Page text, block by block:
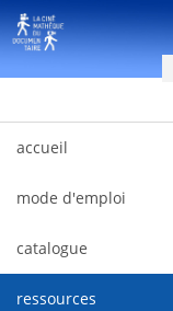
Saut au contenu
accueil
mode d'emploi
catalogue
ressources